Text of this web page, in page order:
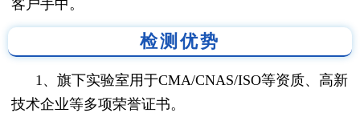
客户手中。
检测优势
1、旗下实验室用于CMA/CNAS/ISO等资质、高新
技术企业等多项荣誉证书。